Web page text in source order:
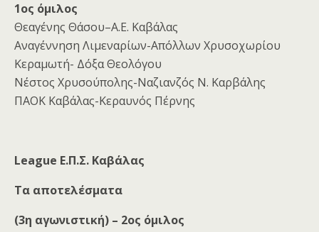
1ος όμιλος
Θεαγένης Θάσου–Α.Ε. Καβάλας
Αναγέννηση Λιμεναρίων-Απόλλων Χρυσοχωρίου
Κεραμωτή- Δόξα Θεολόγου
Νέστος Χρυσούπολης-Ναζιανζός Ν. Καρβάλης
ΠΑΟΚ Καβάλας-Κεραυνός Πέρνης
League Ε.Π.Σ. Καβάλας
Τα αποτελέσματα
(3η αγωνιστική) – 2ος όμιλος